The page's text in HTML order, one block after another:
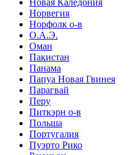
Норвегия
Норфолк о-в
О.А.Э.
Оман
Пакистан
Панама
Папуа Новая Гвинея
Парагвай
Перу
Питкэрн о-в
Польша
Португалия
Пуэрто Рико